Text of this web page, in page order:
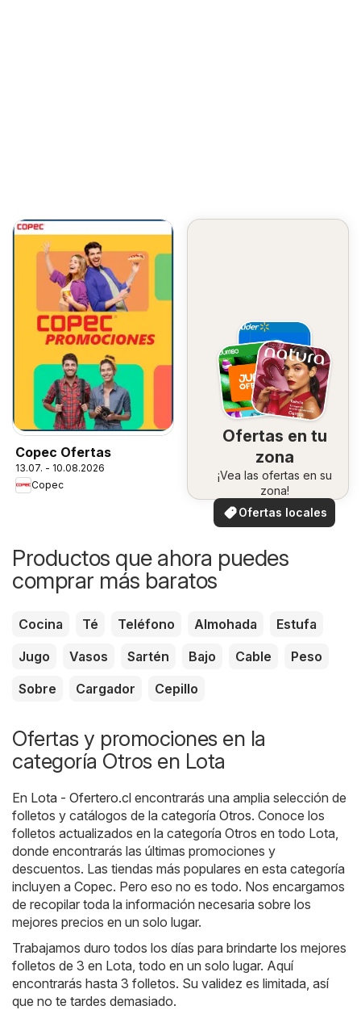
Copec Ofertas
13.07. - 10.08.2026
Copec
Ofertas en tu
zona
¡Vea las ofertas en su
zona!
Ofertas locales
Productos que ahora puedes
comprar más baratos
Cocina Té Teléfono Almohada
Estufa
Jugo
Vasos Sartén Bajo Cable
Peso
Sobre
Cargador Cepillo
Ofertas y promociones en la
categoría Otros en Lota
En Lota - Ofertero.cl encontrarás una amplia selección de
folletos y catálogos de la categoría Otros. Conoce los
folletos actualizados en la categoría Otros en todo Lota,
donde encontrarás las últimas promociones y
descuentos. Las tiendas más populares en esta categoría
incluyen a Copec. Pero eso no es todo. Nos encargamos
de recopilar toda la información necesaria sobre los
mejores precios en un solo lugar.
Trabajamos duro todos los días para brindarte los mejores
folletos de 3 en Lota, todo en un solo lugar. Aquí
encontrarás hasta 3 folletos. Su validez es limitada, así
que no te tardes demasiado.